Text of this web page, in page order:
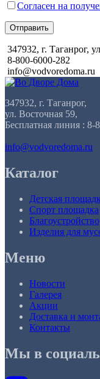
Согласен на
Отправить
347932, г. Таганрог,
8-800-6000-282
info@vodvoredoma.ru
347932, г. Таганрог,
ул. Восточная 59,
Бесплатная линия : 8-
info@vodvoredoma.ru
Каталог
Детская
Спорт площадка
Благоустройство
Изделия для
Меню
Новости
Галерея
Акции
Доставка и
Контакты
Мы в